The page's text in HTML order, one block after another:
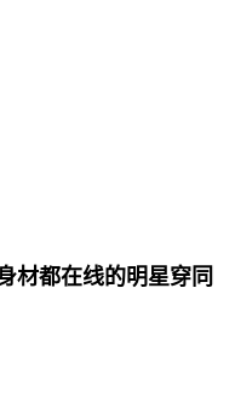
材都在线的明星穿同